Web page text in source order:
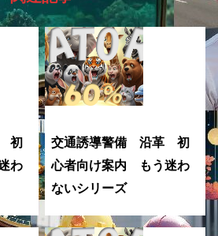
初
わ
交通誘導警備 沿革 初
心者向け案内 もう迷わ
ないシリーズ